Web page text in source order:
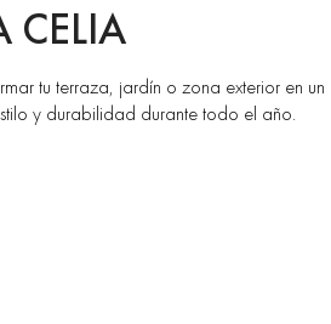
CELIA
tu terraza, jardín o zona exterior en
y durabilidad durante todo el año.